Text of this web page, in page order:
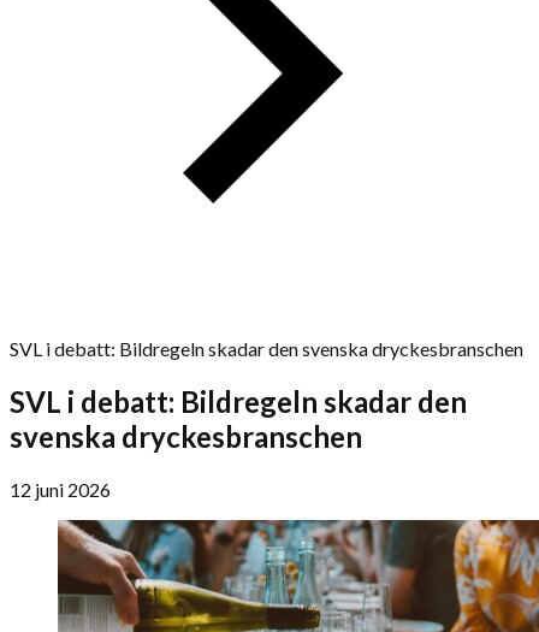
SVL i debatt: Bildregeln skadar den svenska dryckesbranschen
SVL i debatt: Bildregeln skadar den
svenska dryckesbranschen
12 juni 2026